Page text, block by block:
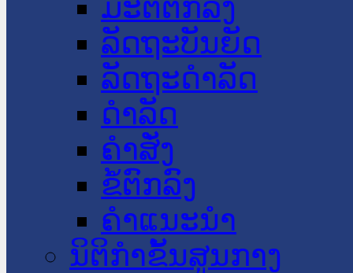
ມະຕິຕົກລົງ
ລັດຖະບັນຍັດ
ລັດຖະດໍາລັດ
ດໍາລັດ
ຄໍາສັ່ງ
ຂໍ້ຕົກລົງ
ຄໍາແນະນໍາ
ນິຕິກໍາຂັ້ນສູນກາງ